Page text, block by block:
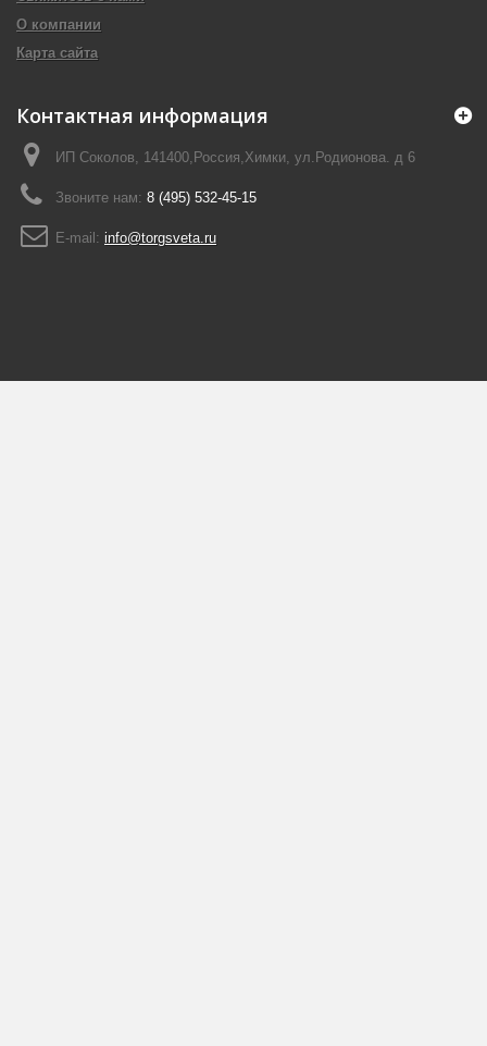
О компании
Карта сайта
Контактная информация
ИП Соколов, 141400,Россия,Химки, ул.Родионова. д 6
Звоните нам: 8 (495) 532-45-15
E-mail: info@torgsveta.ru